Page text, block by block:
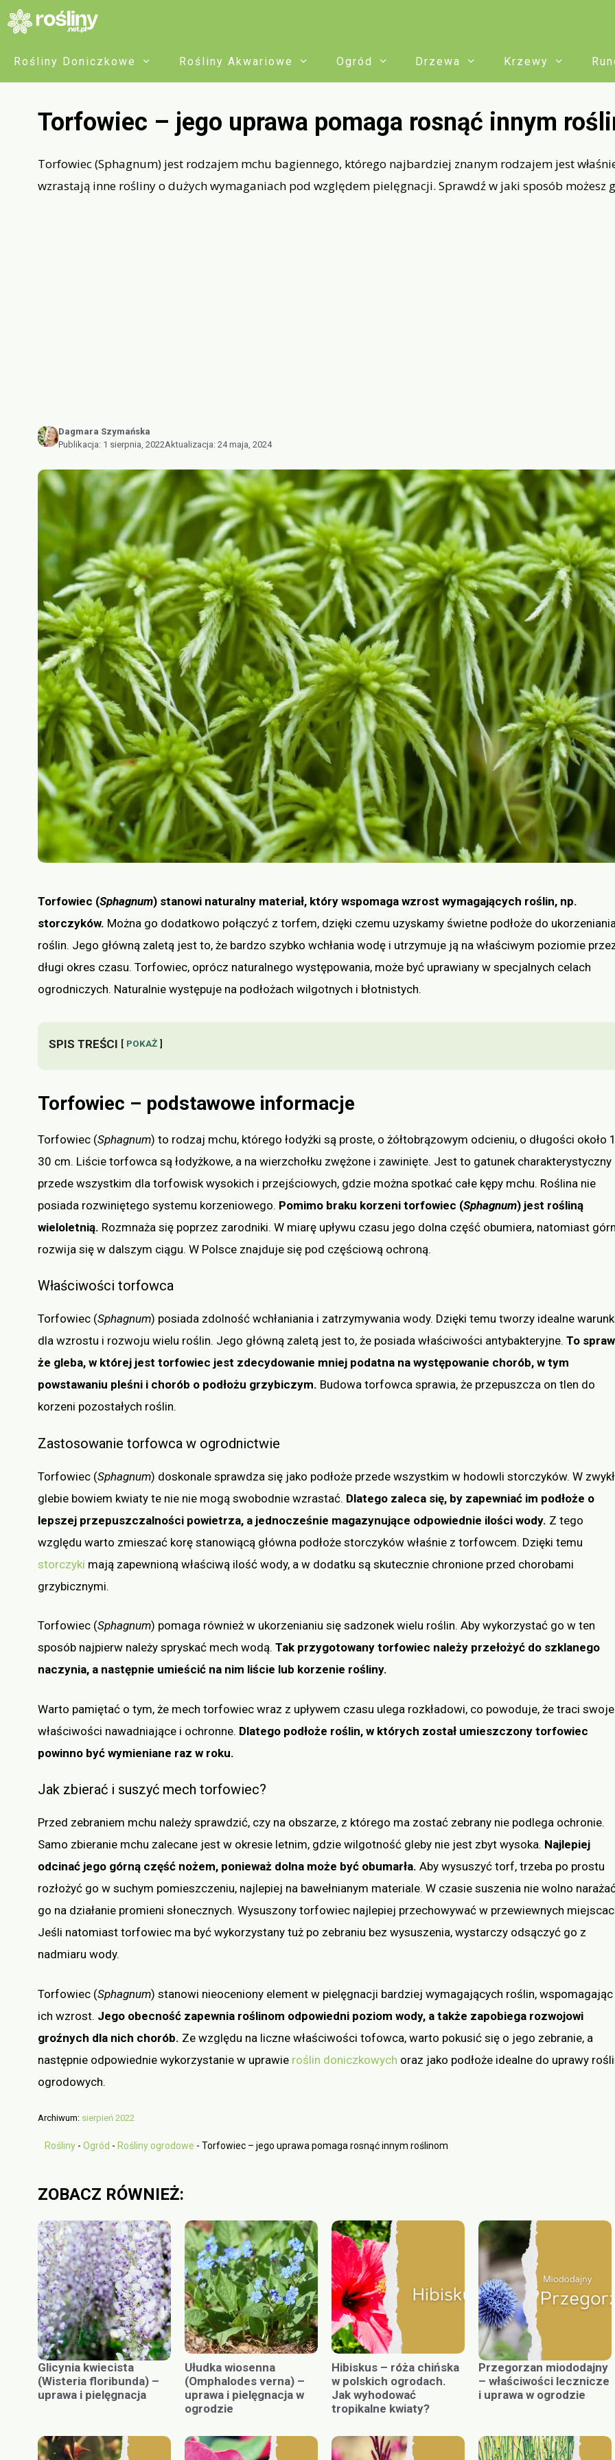
Przejdź
do
treściRośliny Doniczkowe Rośliny Akwariowe Ogród Drzewa Krzewy
Torfowiec – jego uprawa pomaga rosnąć innym
Torfowiec (Sphagnum) jest rodzajem mchu bagiennego, którego najbardziej znanym rodzajem jest
wzrastają inne rośliny o dużych wymaganiach pod względem pielęgnacji. Sprawdź w jaki sposób możesz
Dagmara Szymańska
Publikacja: 1 sierpnia, 2022Aktualizacja: 24 maja, 2024
Torfowiec (Sphagnum) stanowi naturalny materiał, który wspomaga wzrost wymagających roślin, np.
storczyków. Można go dodatkowo połączyć z torfem, dzięki czemu uzyskamy świetne podłoże do ukorzeniania
roślin. Jego główną zaletą jest to, że bardzo szybko wchłania wodę i utrzymuje ją na właściwym poziomie
długi okres czasu. Torfowiec, oprócz naturalnego występowania, może być uprawiany w specjalnych celach
ogrodniczych. Naturalnie występuje na podłożach wilgotnych i błotnistych.
SPIS TREŚCI POKAŻ
Torfowiec – podstawowe informacje
Torfowiec (Sphagnum) to rodzaj mchu, którego łodyżki są proste, o żółtobrązowym odcieniu, o długości około
30 cm. Liście torfowca są łodyżkowe, a na wierzchołku zwężone i zawinięte. Jest to gatunek charakterystyczny
przede wszystkim dla torfowisk wysokich i przejściowych, gdzie można spotkać całe kępy mchu. Roślina nie
posiada rozwiniętego systemu korzeniowego. Pomimo braku korzeni torfowiec (Sphagnum) jest rośliną
wieloletnią. Rozmnaża się poprzez zarodniki. W miarę upływu czasu jego dolna część obumiera, natomiast
rozwija się w dalszym ciągu. W Polsce znajduje się pod częściową ochroną.
Właściwości torfowca
Torfowiec (Sphagnum) posiada zdolność wchłaniania i zatrzymywania wody. Dzięki temu tworzy idealne
dla wzrostu i rozwoju wielu roślin. Jego główną zaletą jest to, że posiada właściwości antybakteryjne. To
że gleba, w której jest torfowiec jest zdecydowanie mniej podatna na występowanie chorób, w tym
powstawaniu pleśni i chorób o podłożu grzybiczym. Budowa torfowca sprawia, że przepuszcza on tlen do
korzeni pozostałych roślin.
Zastosowanie torfowca w ogrodnictwie
Torfowiec (Sphagnum) doskonale sprawdza się jako podłoże przede wszystkim w hodowli storczyków. W
glebie bowiem kwiaty te nie nie mogą swobodnie wzrastać. Dlatego zaleca się, by zapewniać im podłoże o
lepszej przepuszczalności powietrza, a jednocześnie magazynujące odpowiednie ilości wody. Z tego
względu warto zmieszać korę stanowiącą główna podłoże storczyków właśnie z torfowcem. Dzięki temu
storczyki mają zapewnioną właściwą ilość wody, a w dodatku są skutecznie chronione przed chorobami
grzybicznymi.
Torfowiec (Sphagnum) pomaga również w ukorzenianiu się sadzonek wielu roślin. Aby wykorzystać go w ten
sposób najpierw należy spryskać mech wodą. Tak przygotowany torfowiec należy przełożyć do szklanego
naczynia, a następnie umieścić na nim liście lub korzenie rośliny.
Warto pamiętać o tym, że mech torfowiec wraz z upływem czasu ulega rozkładowi, co powoduje, że traci swoje
właściwości nawadniające i ochronne. Dlatego podłoże roślin, w których został umieszczony torfowiec
powinno być wymieniane raz w roku.
Jak zbierać i suszyć mech torfowiec?
Przed zebraniem mchu należy sprawdzić, czy na obszarze, z którego ma zostać zebrany nie podlega ochronie.
Samo zbieranie mchu zalecane jest w okresie letnim, gdzie wilgotność gleby nie jest zbyt wysoka. Najlepiej
odcinać jego górną część nożem, ponieważ dolna może być obumarła. Aby wysuszyć torf, trzeba po prostu
rozłożyć go w suchym pomieszczeniu, najlepiej na bawełnianym materiale. W czasie suszenia nie wolno
go na działanie promieni słonecznych. Wysuszony torfowiec najlepiej przechowywać w przewiewnych
Jeśli natomiast torfowiec ma być wykorzystany tuż po zebraniu bez wysuszenia, wystarczy odsączyć go z
nadmiaru wody.
Torfowiec (Sphagnum) stanowi nieoceniony element w pielęgnacji bardziej wymagających roślin, wspomagając
ich wzrost. Jego obecność zapewnia roślinom odpowiedni poziom wody, a także zapobiega rozwojowi
groźnych dla nich chorób. Ze względu na liczne właściwości tofowca, warto pokusić się o jego zebranie, a
następnie odpowiednie wykorzystanie w uprawie roślin doniczkowych oraz jako podłoże idealne do uprawy
ogrodowych.
Archiwum: sierpień 2022
Rośliny - Ogród - Rośliny ogrodowe - Torfowiec – jego uprawa pomaga rosnąć innym roślinom
ZOBACZ RÓWNIEŻ:
Glicynia kwiecista
(Wisteria floribunda) –
uprawa i pielęgnacja
Ułudka wiosenna
(Omphalodes verna) –
uprawa i pielęgnacja w
ogrodzie
Hibiskus – róża chińska
w polskich ogrodach.
Jak wyhodować
tropikalne kwiaty?
Przegorzan miododajny
– właściwości lecznicze
i uprawa w ogrodzie